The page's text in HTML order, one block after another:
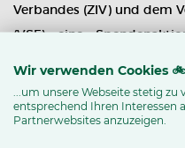
Verbandes (ZIV) und dem
(VSF) eine
Bevölkerung in China zur
Es fehlt vor allem an
Wir verwenden Cookies
...um unsere Webseite stetig
entsprechend Ihren Interessen
Partnerwebsites anzuzeigen.